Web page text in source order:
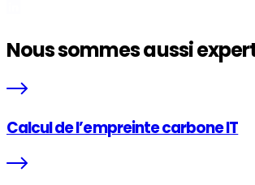
Nous sommes aussi
Calcul de l’empreinte carbone IT